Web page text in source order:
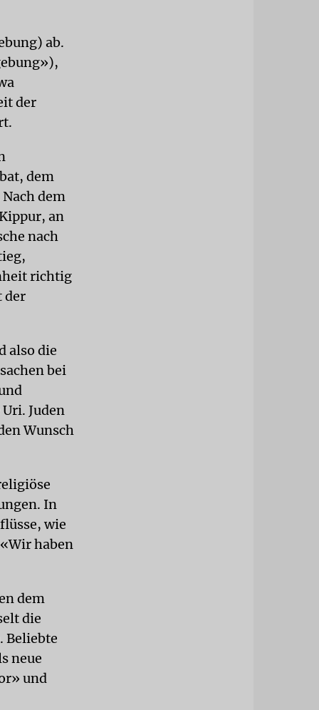
ab.
der
dem
dem
an
nach
richtig
der
also die
bei
Juden
Wunsch
In
wie
haben
dem
die
Beliebte
neue
und